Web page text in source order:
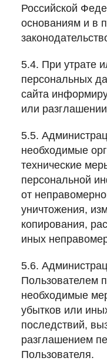
Российской
основаниям и в
5.4. При утрате
персональных
сайта
или
5.5.
необходимые
технические
персональной
от
уничтожения,
копирования,
иных
5.6.
Пользователем
необходимые
убытков или
последствий,
разглашением
Пользователя.